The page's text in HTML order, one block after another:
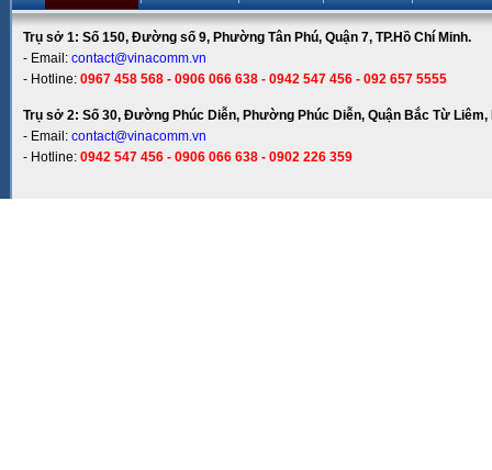
Trụ sở 1: Số 150, Đường số 9, Phường Tân Phú, Quận 7, TP.Hồ Chí Minh.
- Email: contact@vinacomm.vn
- Hotline: 0967 458 568 - 0906 066 638 - 0942 547 456 - 092 657 5555
Trụ sở 2: Số 30, Đường Phúc Diễn, Phường Phúc Diễn, Quận Bắc Từ Liêm,
- Email: contact@vinacomm.vn
- Hotline: 0942 547 456 - 0906 066 638 - 0902 226 359